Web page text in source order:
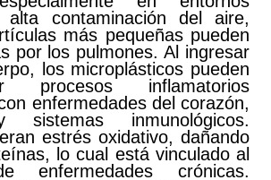
alta contaminación del aire,
más pequeñas pueden
por los pulmones. Al ingresar
los microplásticos pueden
procesos inflamatorios
enfermedades del corazón,
sistemas inmunológicos.
estrés oxidativo, dañando
lo cual está vinculado al
enfermedades crónicas.